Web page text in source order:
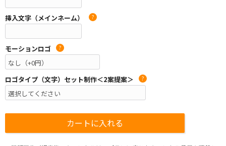
挿入文字（メインネーム） ?
モーションロゴ ?
ロゴタイプ（文字）セット制作＜2案提案＞ ?